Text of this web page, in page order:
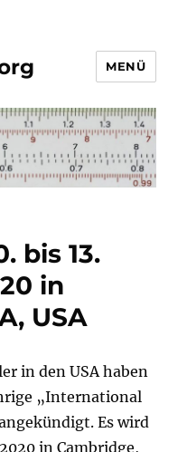
MENÜ
bis 13.
in
USA
in den USA haben
„International
Es wird
in Cambridge,